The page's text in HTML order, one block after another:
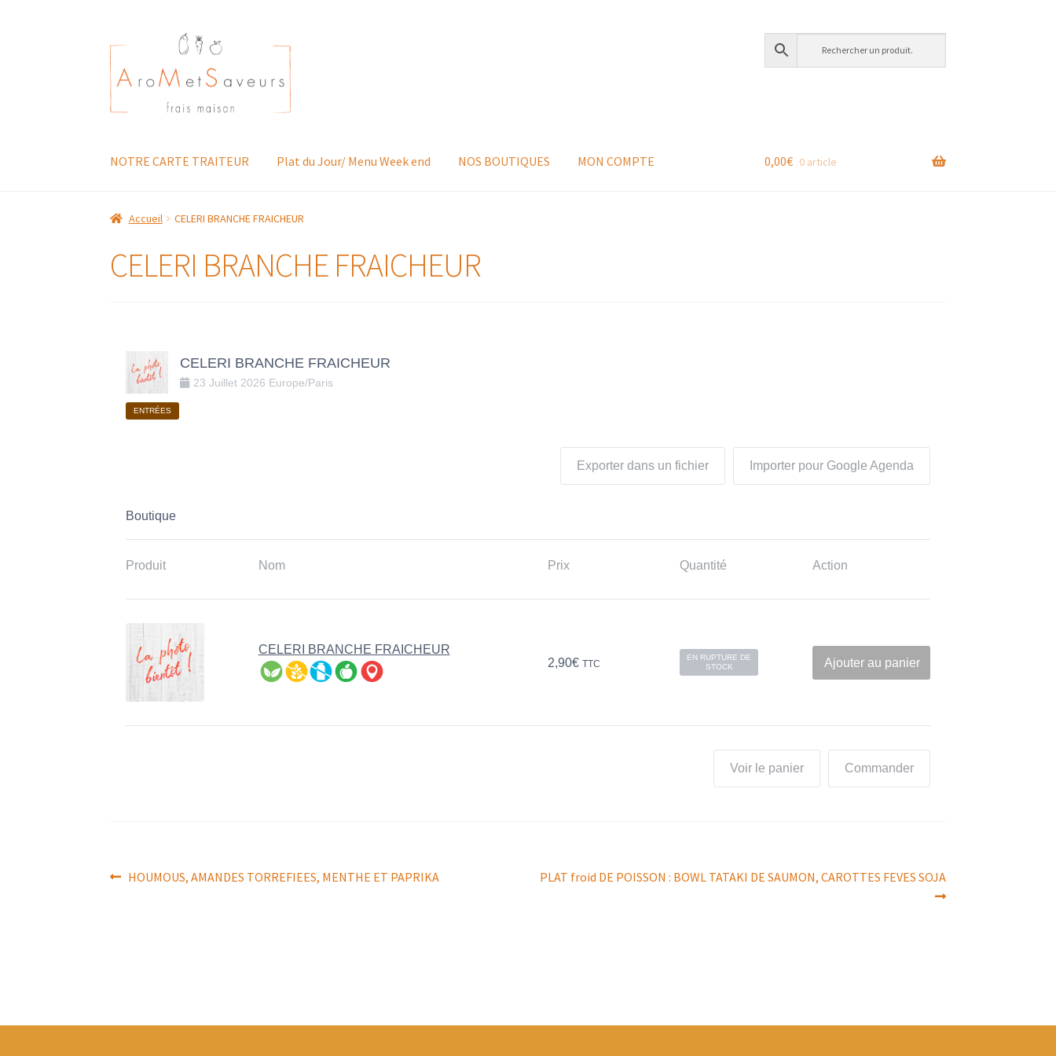
Aller
à
la
navigation
Aller
au
contenu
NOTRE CARTE TRAITEUR Plat du Jour/ Menu Week end NOS BOUTIQUES MON COMPTE 0,00€ 0 article
Accueil CELERI BRANCHE FRAICHEUR
CELERI BRANCHE FRAICHEUR
CELERI BRANCHE FRAICHEUR
23 Juillet 2026 Europe/Paris
ENTRÉES
Exporter dans un fichier Importer pour Google Agenda
Boutique
Produit Nom Prix Quantité Action
CELERI BRANCHE FRAICHEUR
2,90€ TTC
EN RUPTURE DE
STOCK
Ajouter au panier
Commander
Voir le panier
Navigation
Article
HOUMOUS, AMANDES TORREFIEES, MENTHE ET PAPRIKA
Article
PLAT froid DE POISSON : BOWL TATAKI DE SAUMON, CAROTTES FEVES SOJA